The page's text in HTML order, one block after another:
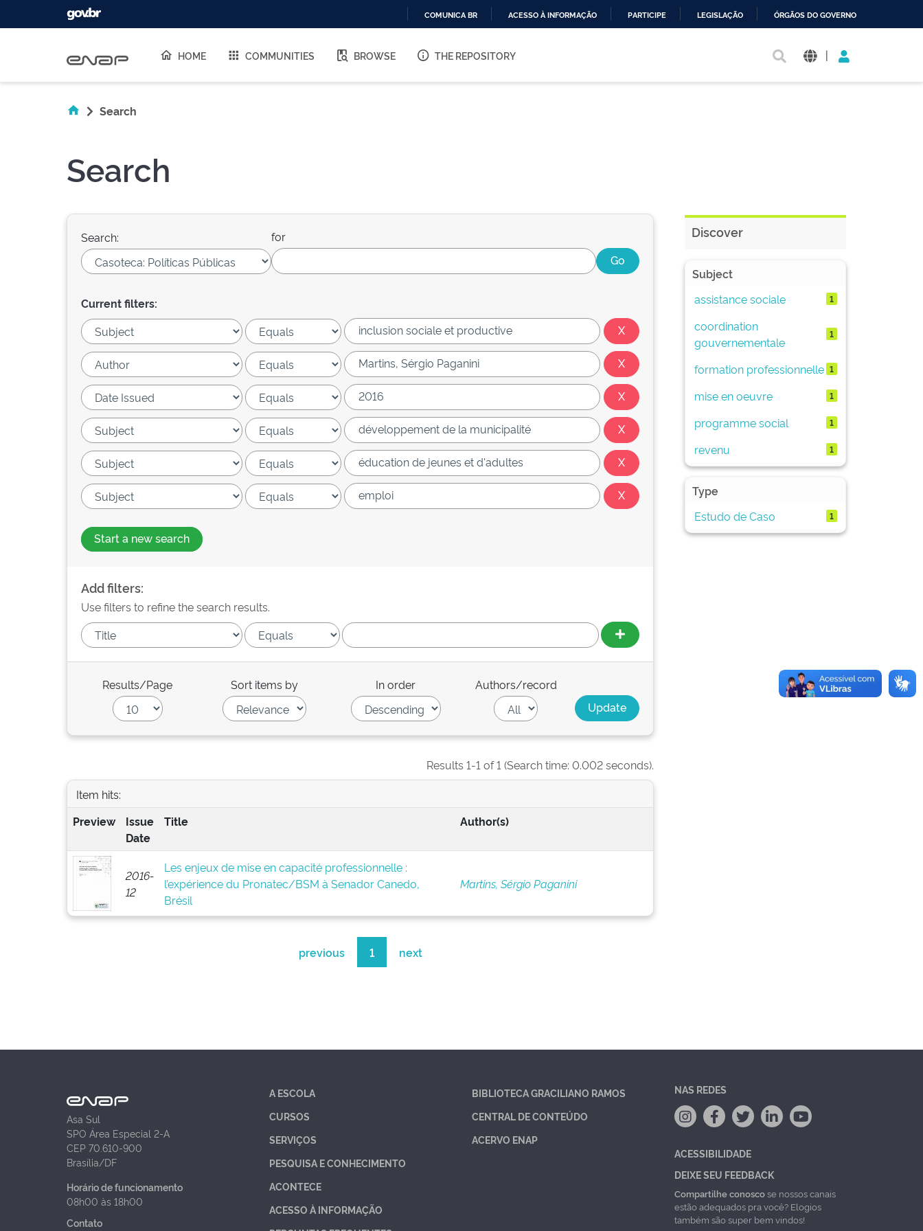
O
COMUNICA BR ACESSO À INFORMAÇÃO PARTICIPE LEGISLAÇÃO ÓRGÃOS DO GOVERNO
HOME COMMUNITIES BROWSE THE REPOSITORY |
Search
Search
Search: for
Current filters:
Start a new search
Add filters:
Use filters to refine the search results.
Results/Page Sort items by In order Authors/record
Results 1-1 of 1 (Search time: 0.002 seconds).
Item hits:
Preview
Issue
Date
Title Author(s)
2016-
12
Les enjeux de mise en capacité professionnelle :
l’expérience du Pronatec/BSM à Senador Canedo,
Brésil
Martins, Sérgio Paganini
previous 1 next
Discover
Subject
assistance sociale
1
coordination
gouvernementale
1
formation professionnelle 1
mise en oeuvre 1
programme social 1
revenu 1
Type
Estudo de Caso
1
Asa Sul
SPO Área Especial 2-A
CEP 70.610-900
Brasília/DF
Horário de funcionamento
08h00 às 18h00
Contato
A ESCOLA
CURSOS
SERVIÇOS
PESQUISA E CONHECIMENTO
ACONTECE
ACESSO À INFORMAÇÃO
BIBLIOTECA GRACILIANO RAMOS
CENTRAL DE CONTEÚDO
ACERVO ENAP
NAS REDES
ACESSIBILIDADE
DEIXE SEU FEEDBACK
Compartilhe conoscose nossos canais
estão adequados pra você? Elogios
também são super bem vindos!